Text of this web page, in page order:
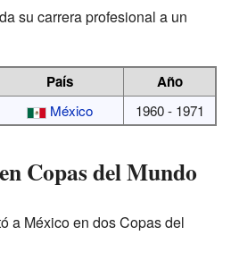
su carrera profesional a un
País Año
México 1960 - 1971
Copas del Mundo
a México en dos Copas del